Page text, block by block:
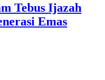
Tebus Ijazah
Emas